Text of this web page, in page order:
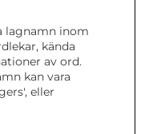
lagnamn inom
kända
av ord.
kan vara
eller